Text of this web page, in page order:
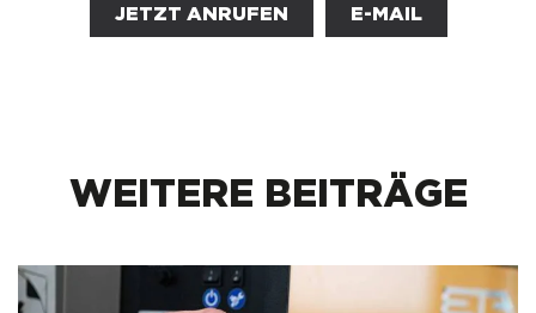
JETZT ANRUFEN E-MAIL
WEITERE BEITRÄGE